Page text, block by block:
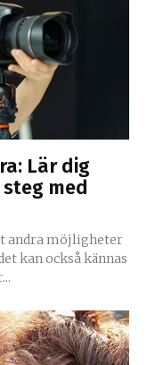
Lär dig
med
andra möjligheter
kan också kännas